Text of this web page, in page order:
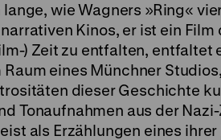
wie Wagners »Ring«
Kinos, er ist ein
) Zeit zu entfalten, entfaltet
eines Münchner
dieser Geschichte
Tonaufnahmen aus der
als Erzählungen eines